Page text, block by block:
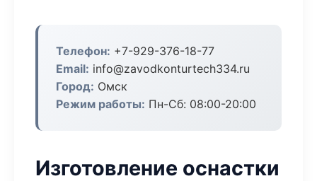
Телефон: +7-929-376-18-77
Email: info@zavodkonturtech334.ru
Город: Омск
Режим работы: Пн-Сб: 08:00-20:00
Изготовление оснастки